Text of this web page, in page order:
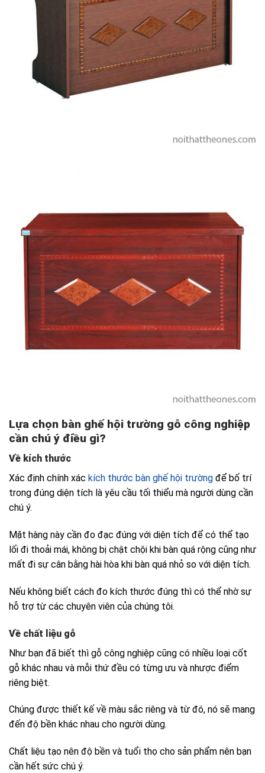
Lựa chọn bàn ghế hội trường gỗ công nghiệp
cần chú ý điều gì?
Về kích thước
Xác định chính xác kích thước bàn ghế hội trường để bố trí
trong đúng diện tích là yêu cầu tối thiểu mà người dùng cần
chú ý.
Mặt hàng này cần đo đạc đúng với diện tích để có thể tạo
lối đi thoải mái, không bị chật chội khi bàn quá rộng cũng như
mất đi sự cân bằng hài hòa khi bàn quá nhỏ so với diện tích.
Nếu không biết cách đo kích thước đúng thì có thể nhờ sự
hỗ trợ từ các chuyên viên của chúng tôi.
Về chất liệu gỗ
Như bạn đã biết thì gỗ công nghiệp cũng có nhiều loại cốt
gỗ khác nhau và mỗi thứ đều có từng ưu và nhược điểm
riêng biệt.
Chúng được thiết kế về màu sắc riêng và từ đó, nó sẽ mang
đến độ bền khác nhau cho người dùng.
Chất liệu tạo nên độ bền và tuổi thọ cho sản phẩm nên bạn
cần hết sức chú ý.